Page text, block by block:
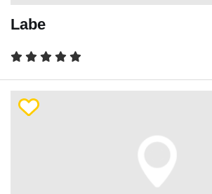
Labe